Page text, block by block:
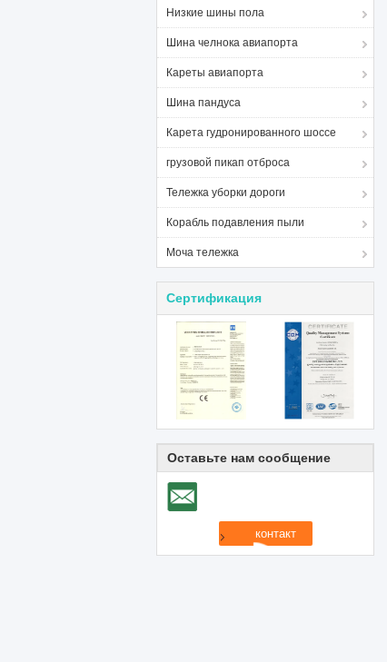
Низкие шины пола
Шина челнока авиапорта
Кареты авиапорта
Шина пандуса
Карета гудронированного шоссе
грузовой пикап отброса
Тележка уборки дороги
Корабль подавления пыли
Моча тележка
Сертификация
Оставьте нам сообщение